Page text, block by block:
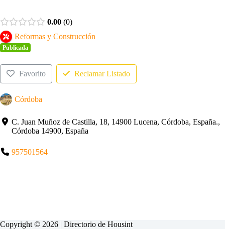
0.00 0
Reformas y Construcción
Publicada
Favorito Reclamar Listado
Córdoba
C. Juan Muñoz de Castilla, 18, 14900 Lucena, Córdoba, España.,
Córdoba 14900, España
957501564
Copyright © 2026 | Directorio de Housint